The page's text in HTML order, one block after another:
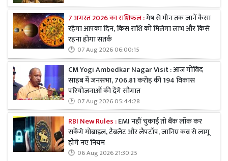
7 अगस्त 2026 का राशिफल :मेष से मीन तक जानें कैसा
रहेगा आपका दिन, किस राशि को मिलेगा लाभ और किसे
रहना होगा सतर्क
07 Aug 2026 06:00:15
CM Yogi Ambedkar Nagar Visit : आज गोविंद
साहब में जनसभा, 706.81 करोड़ की 194 विकास
परियोजनाओं की देंगे सौगात
07 Aug 2026 05:44:28
RBI New Rules :EMI नहीं चुकाई तो बैंक लॉक कर
सकेंगे मोबाइल, टैबलेट और लैपटॉप, जानिए कब से लागू
होंगे नए नियम
06 Aug 2026 21:30:25